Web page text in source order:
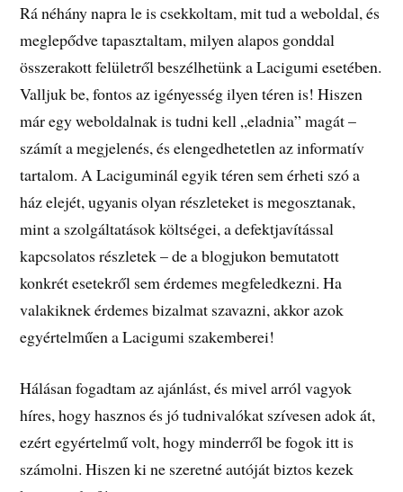
Rá néhány napra le is csekkoltam, mit tud a weboldal, és
meglepődve tapasztaltam, milyen alapos gonddal
összerakott felületről beszélhetünk a Lacigumi esetében.
Valljuk be, fontos az igényesség ilyen téren is! Hiszen
már egy weboldalnak is tudni kell „eladnia” magát –
számít a megjelenés, és elengedhetetlen az informatív
tartalom. A Laciguminál egyik téren sem érheti szó a
ház elejét, ugyanis olyan részleteket is megosztanak,
mint a szolgáltatások költségei, a defektjavítással
kapcsolatos részletek – de a blogjukon bemutatott
konkrét esetekről sem érdemes megfeledkezni. Ha
valakiknek érdemes bizalmat szavazni, akkor azok
egyértelműen a Lacigumi szakemberei!
Hálásan fogadtam az ajánlást, és mivel arról vagyok
híres, hogy hasznos és jó tudnivalókat szívesen adok át,
ezért egyértelmű volt, hogy minderről be fogok itt is
számolni. Hiszen ki ne szeretné autóját biztos kezek